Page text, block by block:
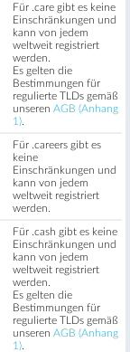
Für .care gibt es keine
Einschränkungen und
kann von jedem
weltweit registriert
werden.
Es gelten die
Bestimmungen für
regulierte TLDs gemäß
unseren AGB (Anhang
1)
Für .careers gibt es
keine
Einschränkungen und
kann von jedem
weltweit registriert
werden.
Für .cash gibt es keine
Einschränkungen und
kann von jedem
weltweit registriert
werden.
Es gelten die
Bestimmungen für
regulierte TLDs gemäß
unseren AGB (Anhang
1)